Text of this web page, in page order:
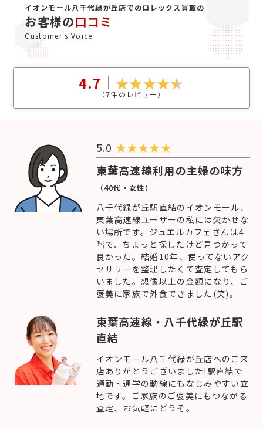
イオンモール八千代緑が丘店でのロレックス買取の
お客様の口コミ
Customer's Voice
4.7
（7件のレビュー）
5.0 ★★★★★
東葉高速線利用の主婦の味方
（40代・女性）
八千代緑が丘駅直結のイオンモール、
東葉高速線ユーザーの私には欠かせな
い場所です。ジュエルカフェさんは4
階で、ちょっと探したけど見つかって
良かった。結婚10年、使ってないアク
セサリーを整理したくて査定してもら
いました。想像以上の金額になり、ご
褒美に家族で外食できました(笑)。
東葉高速線・八千代緑が丘駅
直結
イオンモール八千代緑が丘店へのご来
店ありがとうございました!駅直結で
通勤・通学の動線にもなじみやすい立
地です。ご家族のご褒美にもつながる
査定、お気軽にどうぞ。